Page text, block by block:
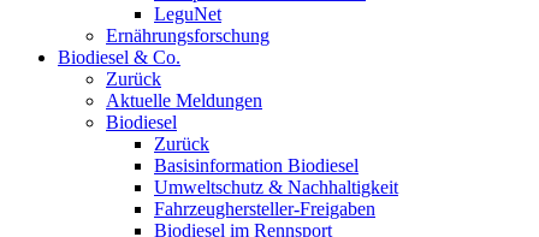
LeguNet
Ernährungsforschung
Biodiesel & Co.
Zurück
Aktuelle Meldungen
Biodiesel
Zurück
Basisinformation Biodiesel
Umweltschutz & Nachhaltigkeit
Fahrzeughersteller-Freigaben
Biodiesel im Rennsport